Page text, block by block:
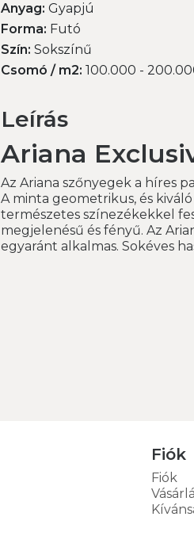
Anyag: Gyapjú
Forma: Futó
Szín: Sokszínű
Csomó / m2: 100.000 -
Leírás
Ariana
Az Ariana szőnyegek a híres
A minta geometrikus, és
természetes színezékekkel
megjelenésű és fényű. Az
egyaránt alkalmas. Sokéves
Fiók
Fiók